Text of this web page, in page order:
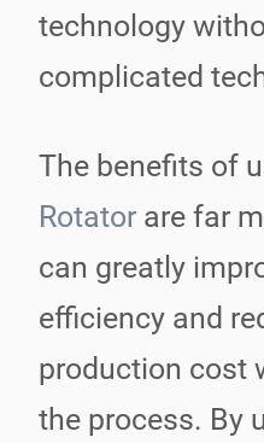
technology
complicated
The benefits of
Rotator are far
can greatly
efficiency and
production cost
the process. By